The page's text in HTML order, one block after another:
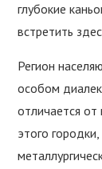
глубокие
встретить
Регион
особом
отличается
этого